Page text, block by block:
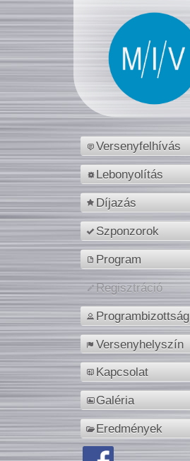
Versenyfelhívás
Lebonyolítás
Díjazás
Szponzorok
Program
Regisztráció
Programbizottság
Versenyhelyszín
Kapcsolat
Galéria
Eredmények